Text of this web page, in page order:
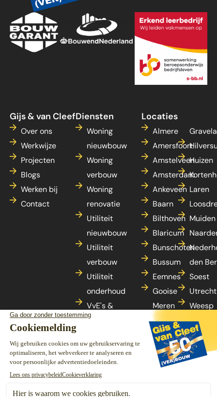
Gijs & van Cleef
Over ons
Werkwijze
Projecten
Blogs
Werken bij
Contact
Diensten
Woning
nieuwbouw
Woning
verbouw
Woning
renovatie
Utiliteit
nieuwbouw
Utiliteit
verbouw
Utiliteit
onderhoud
VvE's &
woningonderhoud
Locaties
Almere
Amersfoort
Amstelveen
Amsterdam
Ankeveen
Baarn
Bilthoven
Blaricum
Bunschoten
Bussum
Eemnes
Gooise
Meren
's-
Huizen
Laren
Muiden
den
Soest
Utrecht
Weesp
Zeist